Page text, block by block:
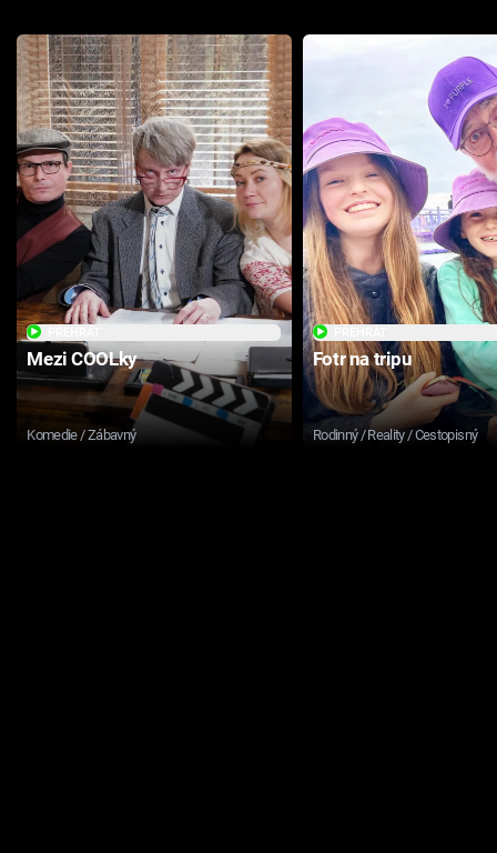
Mezi COOLky
Komedie / Zábavný
Fotr na tripu
Rodinný / Reality / Cestopisný